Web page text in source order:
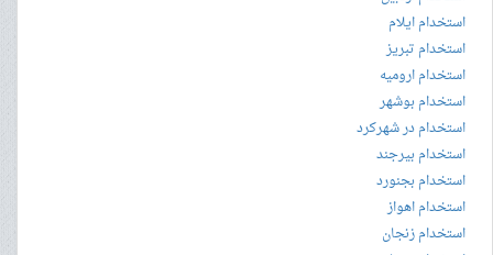
استخدام ایلام
استخدام تبریز
استخدام ارومیه
استخدام بوشهر
استخدام در شهرکرد
استخدام بیرجند
استخدام بجنورد
استخدام اهواز
استخدام زنجان